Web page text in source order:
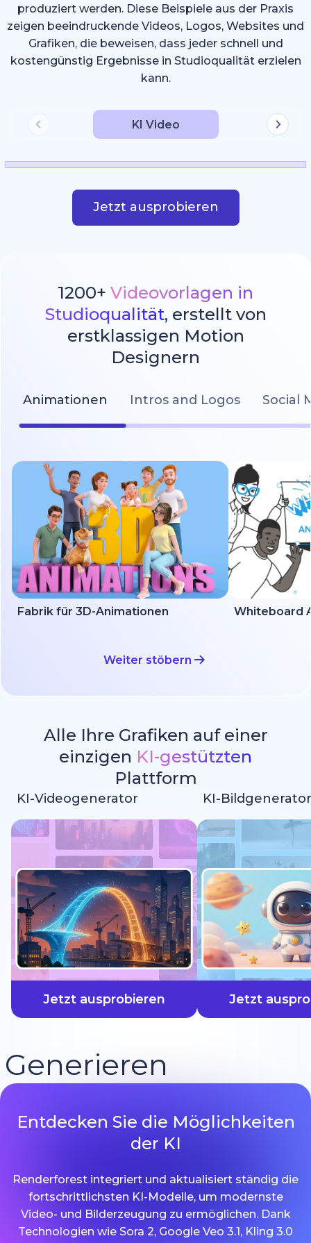
produziert werden. Diese Beispiele aus der Praxis
zeigen beeindruckende Videos, Logos, Websites und
Grafiken, die beweisen, dass jeder schnell und
kostengünstig Ergebnisse in Studioqualität erzielen
kann.
KI Video
Jetzt ausprobieren
1200+ Videovorlagen in
Studioqualität, erstellt von
erstklassigen Motion
Designern
Animationen Intros and Logos Social
Fabrik für 3D-Animationen Whiteboard
Weiter stöbern
Alle Ihre Grafiken auf einer
einzigen KI-gestützten
Plattform
KI-Videogenerator
Jetzt ausprobieren
KI-Bildgenerator
Jetzt
Generieren
schneller
Entdecken Sie die Möglichkeiten
der KI
Renderforest integriert und aktualisiert ständig die
fortschrittlichsten KI-Modelle, um modernste
Video- und Bilderzeugung zu ermöglichen. Dank
Technologien wie Sora 2, Google Veo 3.1, Kling 3.0